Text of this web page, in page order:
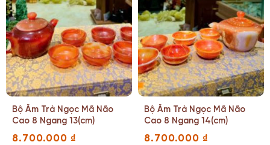
Bộ Ấm Trà Ngọc Mã Não
Cao 8 Ngang 13(cm)
8.700.000 ₫
Bộ Ấm Trà Ngọc Mã Não
Cao 8 Ngang 14(cm)
8.700.000 ₫